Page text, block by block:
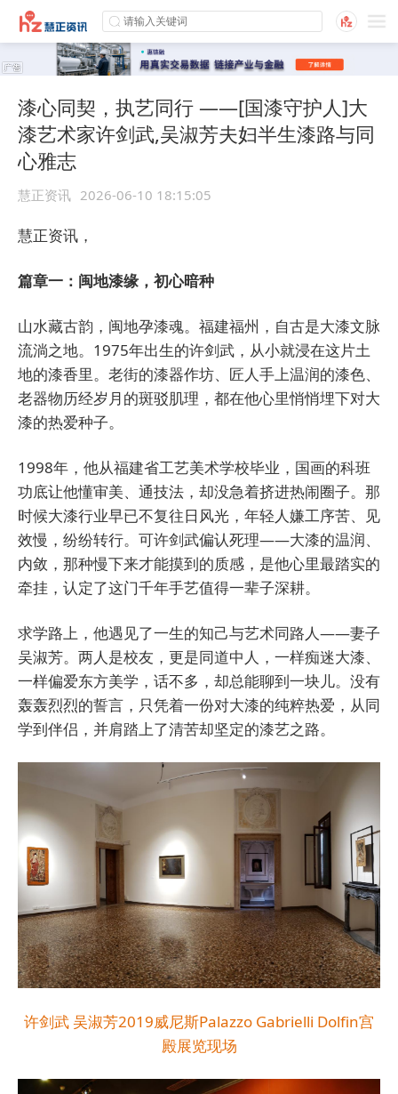
漆心同契，执艺同行 ——[国漆守护人]大
漆艺术家许剑武,吴淑芳夫妇半生漆路与同
心雅志
慧正资讯 2026-06-10 18:15:05
慧正资讯，
篇章一：闽地漆缘，初心暗种
山水藏古韵，闽地孕漆魂。福建福州，自古是大漆文脉
流淌之地。1975年出生的许剑武，从小就浸在这片土
地的漆香里。老街的漆器作坊、匠人手上温润的漆色、
老器物历经岁月的斑驳肌理，都在他心里悄悄埋下对大
漆的热爱种子。
1998年，他从福建省工艺美术学校毕业，国画的科班
功底让他懂审美、通技法，却没急着挤进热闹圈子。那
时候大漆行业早已不复往日风光，年轻人嫌工序苦、见
效慢，纷纷转行。可许剑武偏认死理——大漆的温润、
内敛，那种慢下来才能摸到的质感，是他心里最踏实的
牵挂，认定了这门千年手艺值得一辈子深耕。
求学路上，他遇见了一生的知己与艺术同路人——妻子
吴淑芳。两人是校友，更是同道中人，一样痴迷大漆、
一样偏爱东方美学，话不多，却总能聊到一块儿。没有
轰轰烈烈的誓言，只凭着一份对大漆的纯粹热爱，从同
学到伴侣，并肩踏上了清苦却坚定的漆艺之路。
许剑武 吴淑芳2019威尼斯Palazzo Gabrielli Dolfin宫
殿展览现场